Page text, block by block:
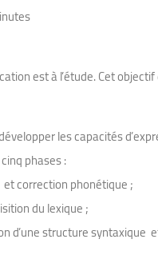
est à l’étude. Cet
les capacités
phases :
correction phonétique ;
du lexique ;
d’une structure